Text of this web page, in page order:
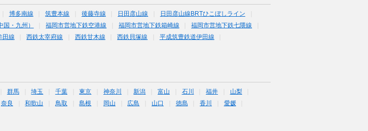
博多南線 筑豊本線 後藤寺線 日田彦山線
日田彦山線BRTひこぼしライン
国・九州） 福岡市営地下鉄空港線 福岡市営地下鉄箱崎線
福岡市営地下鉄七隈線
田線 西鉄太宰府線 西鉄甘木線 西鉄貝塚線
平成筑豊鉄道伊田線
群馬 埼玉 千葉 東京 神奈川 新潟 富山 石川 福井
山梨
奈良 和歌山 鳥取 島根 岡山 広島 山口 徳島 香川
愛媛